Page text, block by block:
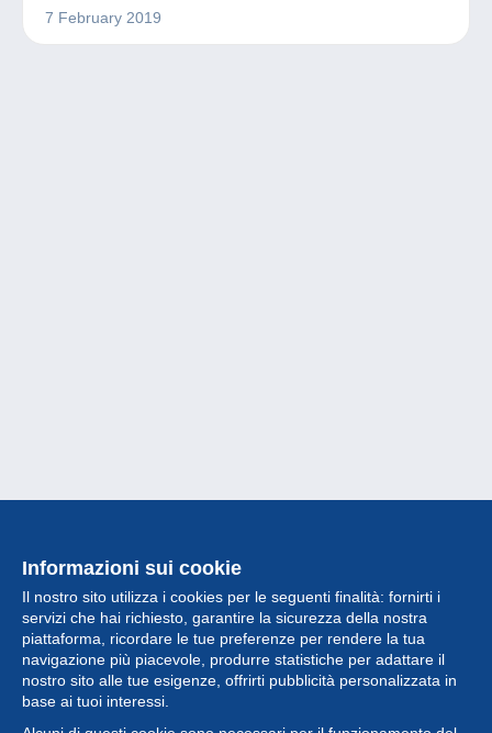
7 February 2019
Informazioni sui cookie
Il nostro sito utilizza i cookies per le seguenti finalità: fornirti i
servizi che hai richiesto, garantire la sicurezza della nostra
piattaforma, ricordare le tue preferenze per rendere la tua
navigazione più piacevole, produrre statistiche per adattare il
nostro sito alle tue esigenze, offrirti pubblicità personalizzata in
base ai tuoi interessi.
Collezione